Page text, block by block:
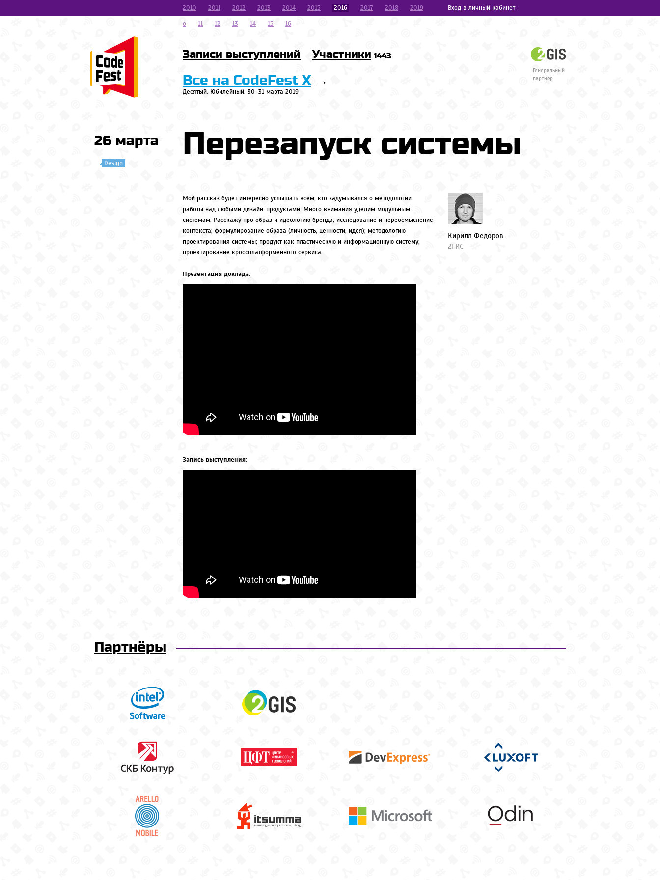
Вход в личный кабинет
2010 2011 2012 2013 2014 2015 2016 2017 2018
2019
o
11 12 13 14 15 16
Генеральный
партнёр
Записи выступлений Участники 1443
Все на CodeFest X→
Десятый. Юбилейный. 30–31 марта 2019
26 марта
Design Перезапуск системы
Кирилл Фёдоров
2ГИС
Мой рассказ будет интересно услышать всем, кто задумывался о методологии
работы над любыми дизайн-продуктами. Много внимания уделим модульным
системам. Расскажу про образ и идеологию бренда; исследование и переосмысление
контекста; формулирование образа (личность, ценности, идея); методологию
проектирования системы; продукт как пластическую и информационную систему;
проектирование кроссплатформенного сервиса.
Презентация доклада:
Запись выступления:
Партнёры